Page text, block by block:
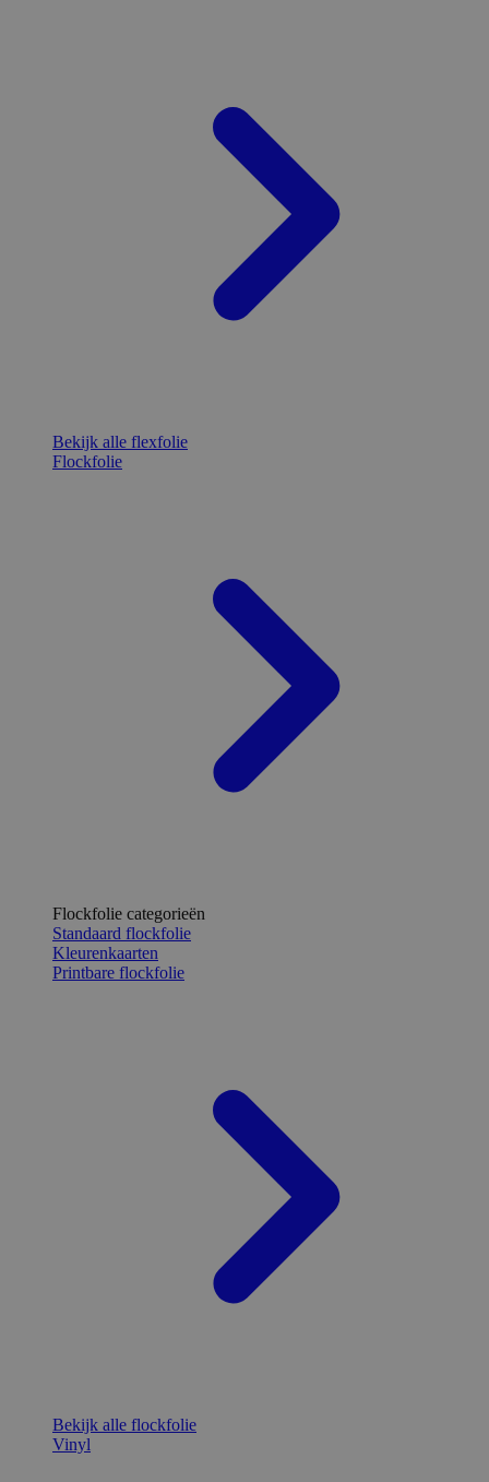
Bekijk alle flexfolie
Flockfolie
Flockfolie categorieën
Standaard flockfolie
Kleurenkaarten
Printbare flockfolie
Bekijk alle flockfolie
Vinyl